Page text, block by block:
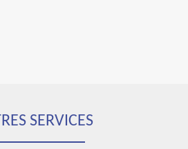
SERVICES